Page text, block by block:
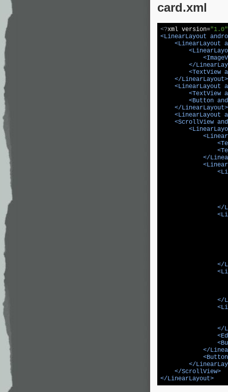
card.xml
<?xml version="1.0"
<LinearLayout
    <
LinearLayout
        <
<
</
<TextView
</LinearLayout>
<LinearLayout
<TextView
<Button
</LinearLayout>
<LinearLayout
<ScrollView
<
            <
<
<
</
<
                <
</
<
</
<
</
<
</
<
<
</
<Button
</
</ScrollView>
</LinearLayout>